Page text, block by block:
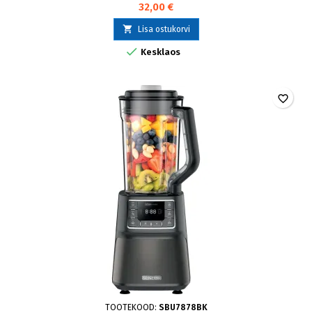
32,00 €
 Lisa ostukorvi
 Kesklaos
TOOTEKOOD: SBU7878BK
favorite_border